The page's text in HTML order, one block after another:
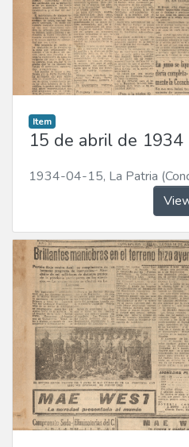
Item
15 de abril de 1934
1934-04-15, La Patria